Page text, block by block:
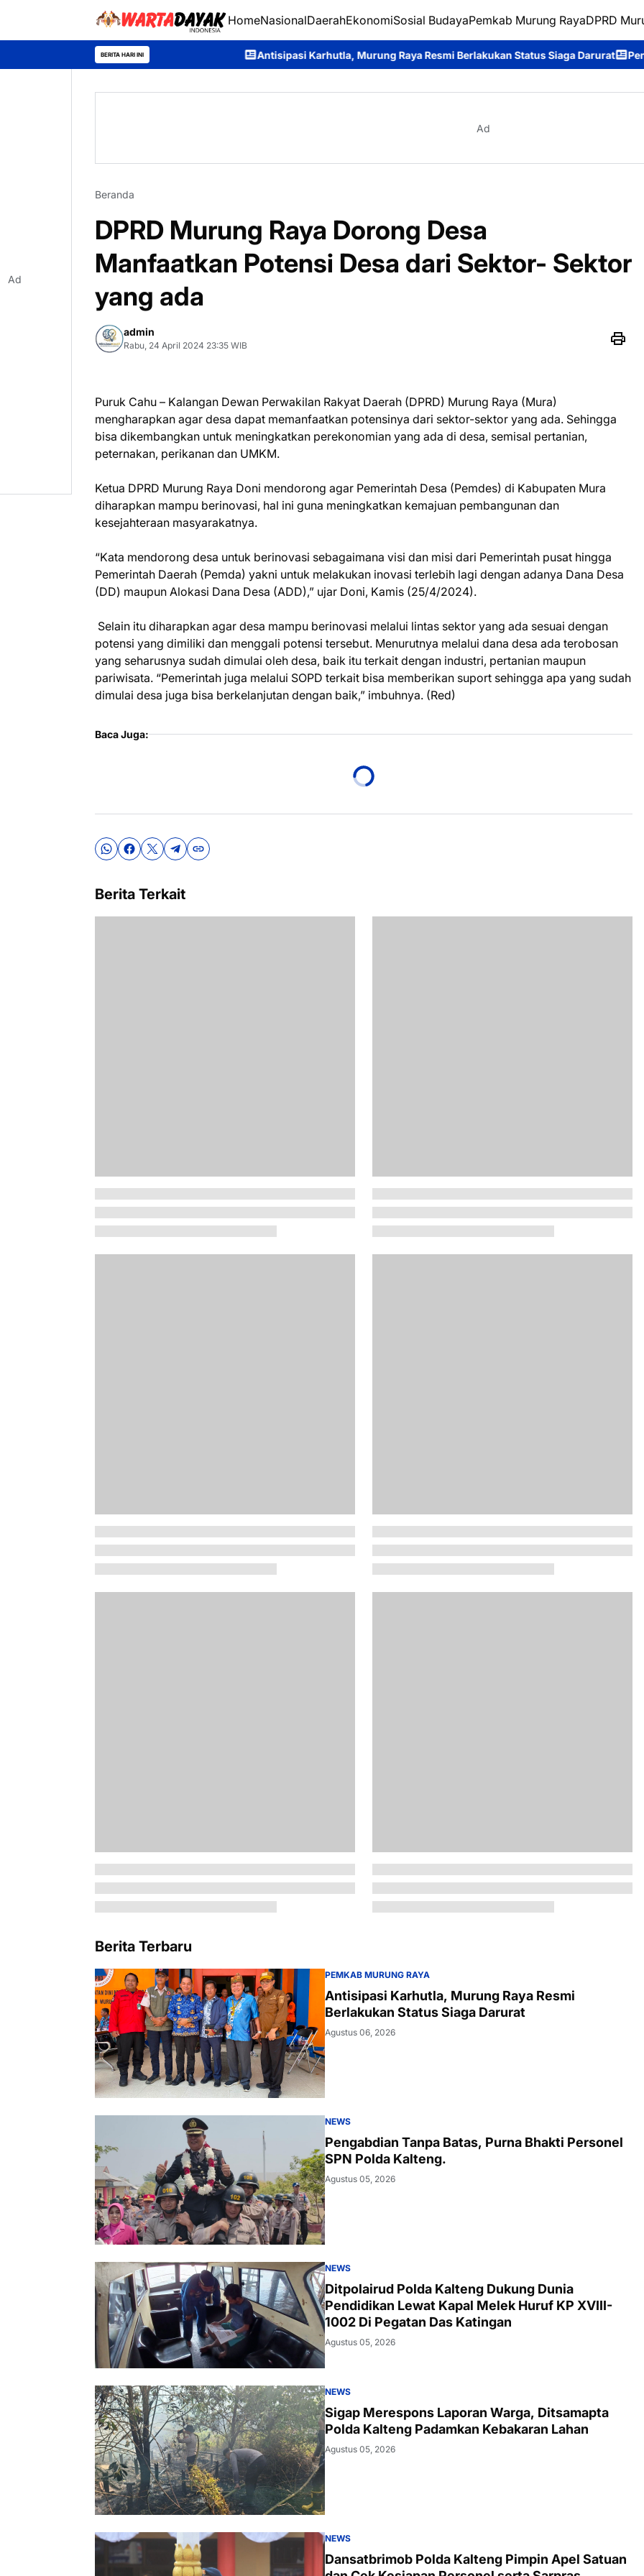
HomeNasionalDaerahEkonomiSosial BudayaPemkab Murung RayaDPRD
BERITA HARI INI Antisipasi Karhutla, Murung Raya Resmi Berlakukan Status Siaga Darurat Pengabdian Tanpa
Ad
Beranda
DPRD Murung Raya Dorong Desa
Manfaatkan Potensi Desa dari Sektor- Sektor
yang ada
admin
Rabu, 24 April 2024 23:35 WIB
Puruk Cahu – Kalangan Dewan Perwakilan Rakyat Daerah (DPRD) Murung Raya (Mura)
mengharapkan agar desa dapat memanfaatkan potensinya dari sektor-sektor yang ada. Sehingga
bisa dikembangkan untuk meningkatkan perekonomian yang ada di desa, semisal pertanian,
peternakan, perikanan dan UMKM.
Ketua DPRD Murung Raya Doni mendorong agar Pemerintah Desa (Pemdes) di Kabupaten Mura
diharapkan mampu berinovasi, hal ini guna meningkatkan kemajuan pembangunan dan
kesejahteraan masyarakatnya.
“Kata mendorong desa untuk berinovasi sebagaimana visi dan misi dari Pemerintah pusat hingga
Pemerintah Daerah (Pemda) yakni untuk melakukan inovasi terlebih lagi dengan adanya Dana Desa
(DD) maupun Alokasi Dana Desa (ADD),” ujar Doni, Kamis (25/4/2024).
Selain itu diharapkan agar desa mampu berinovasi melalui lintas sektor yang ada sesuai dengan
potensi yang dimiliki dan menggali potensi tersebut. Menurutnya melalui dana desa ada terobosan
yang seharusnya sudah dimulai oleh desa, baik itu terkait dengan industri, pertanian maupun
pariwisata. “Pemerintah juga melalui SOPD terkait bisa memberikan suport sehingga apa yang sudah
dimulai desa juga bisa berkelanjutan dengan baik,” imbuhnya. (Red)
Baca Juga:
Berita Terkait
Berita Terbaru
PEMKAB MURUNG RAYA
Antisipasi Karhutla, Murung Raya Resmi
Berlakukan Status Siaga Darurat
Agustus 06, 2026
NEWS
Pengabdian Tanpa Batas, Purna Bhakti Personel
SPN Polda Kalteng.
Agustus 05, 2026
NEWS
Ditpolairud Polda Kalteng Dukung Dunia
Pendidikan Lewat Kapal Melek Huruf KP XVIII-
1002 Di Pegatan Das Katingan
Agustus 05, 2026
NEWS
Sigap Merespons Laporan Warga, Ditsamapta
Polda Kalteng Padamkan Kebakaran Lahan
Agustus 05, 2026
NEWS
Dansatbrimob Polda Kalteng Pimpin Apel Satuan
Ad